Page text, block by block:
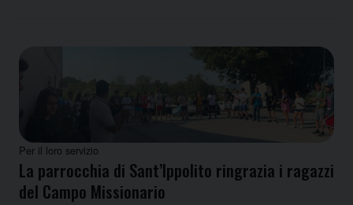
Per il loro servizio
La parrocchia di Sant’Ippolito ringrazia i ragazzi
del Campo Missionario